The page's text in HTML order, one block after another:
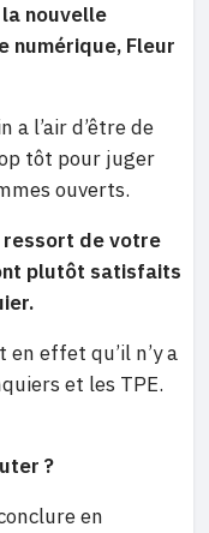
nouvelle
numérique, Fleur
a l’air d’être de
tôt pour juger
ouverts.
de votre
plutôt satisfaits
en effet qu’il n’y a
et les TPE.
?
en